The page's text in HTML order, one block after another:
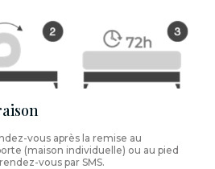
vous après la remise au
(maison individuelle) ou au pied
vous par SMS.